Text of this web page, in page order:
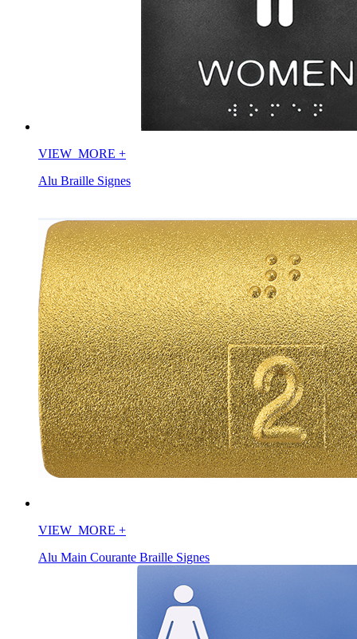
VIEW_MORE +
Alu Braille Signes
VIEW_MORE +
Alu Main Courante Braille Signes